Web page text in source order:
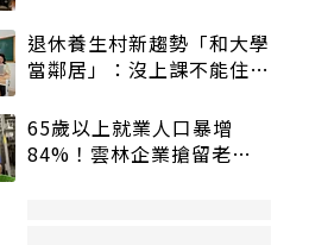
退休養生村新趨勢「和大學
當鄰居」：沒上課不能住、
65歲以上就業人口暴增
84%！雲林企業搶留老員